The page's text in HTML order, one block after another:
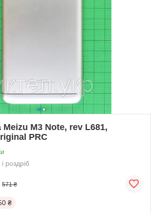
M3 Note, rev L681,
PRC
роздріб
571 ₴
₴